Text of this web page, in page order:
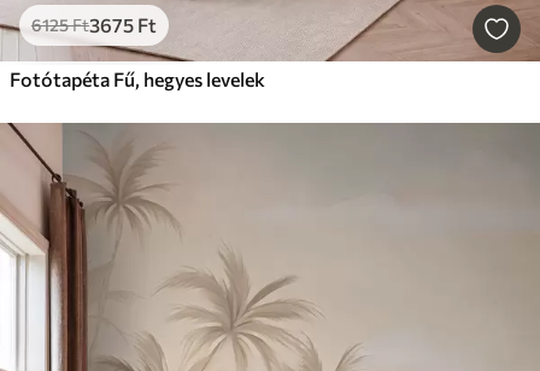
6125Ft3675 Ft
Fotótapéta Fű, hegyes levelek